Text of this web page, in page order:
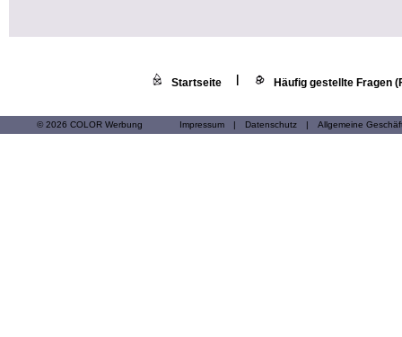
Startseite Häufig gestellte Fragen
© 2026 COLOR Werbung Impressum | Datenschutz | Allgemeine